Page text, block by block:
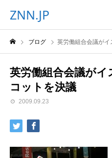
ZNN.JP
ブログ 英労働組合会議が
英労働組合会議が
コットを決議
2009.09.23